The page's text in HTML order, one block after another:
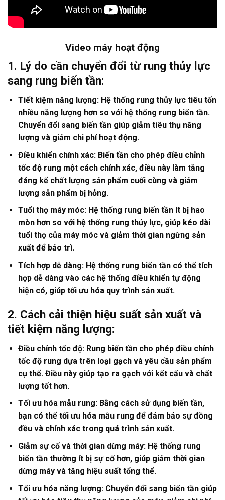
Video máy hoạt động
1. Lý do cần chuyển đổi từ rung thủy lực
sang rung biến tần:
Tiết kiệm năng lượng: Hệ thống rung thủy lực tiêu tốn
nhiều năng lượng hơn so với hệ thống rung biến tần.
Chuyển đổi sang biến tần giúp giảm tiêu thụ năng
lượng và giảm chi phí hoạt động.
Điều khiển chính xác: Biến tần cho phép điều chỉnh
tốc độ rung một cách chính xác, điều này làm tăng
đáng kể chất lượng sản phẩm cuối cùng và giảm
lượng sản phẩm bị hỏng.
Tuổi thọ máy móc: Hệ thống rung biến tần ít bị hao
mòn hơn so với hệ thống rung thủy lực, giúp kéo dài
tuổi thọ của máy móc và giảm thời gian ngừng sản
xuất để bảo trì.
Tích hợp dễ dàng: Hệ thống rung biến tần có thể tích
hợp dễ dàng vào các hệ thống điều khiển tự động
hiện có, giúp tối ưu hóa quy trình sản xuất.
2. Cách cải thiện hiệu suất sản xuất và
tiết kiệm năng lượng:
Điều chỉnh tốc độ: Rung biến tần cho phép điều chỉnh
tốc độ rung dựa trên loại gạch và yêu cầu sản phẩm
cụ thể. Điều này giúp tạo ra gạch với kết cấu và chất
lượng tốt hơn.
Tối ưu hóa mẫu rung: Bằng cách sử dụng biến tần,
bạn có thể tối ưu hóa mẫu rung để đảm bảo sự đồng
đều và chính xác trong quá trình sản xuất.
Giảm sự cố và thời gian dừng máy: Hệ thống rung
biến tần thường ít bị sự cố hơn, giúp giảm thời gian
dừng máy và tăng hiệu suất tổng thể.
Tối ưu hóa năng lượng: Chuyển đổi sang biến tần giúp